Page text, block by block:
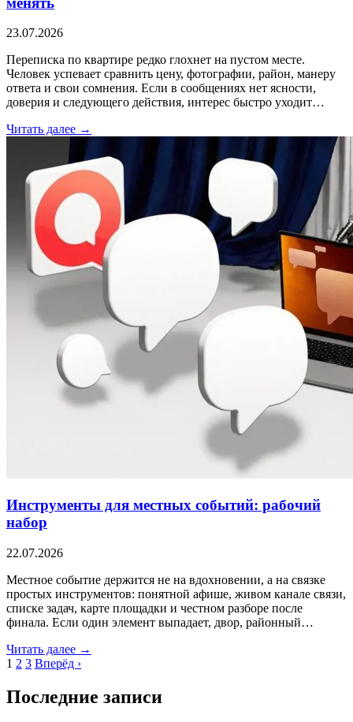
23.07.2026
Переписка по квартире редко глохнет на пустом месте.
Человек успевает сравнить цену, фотографии, район, манеру
ответа и свои сомнения. Если в сообщениях нет ясности,
доверия и следующего действия, интерес быстро уходит…
Читать далее →
Инструменты для местных событий: рабочий
набор
22.07.2026
Местное событие держится не на вдохновении, а на связке
простых инструментов: понятной афише, живом канале связи,
списке задач, карте площадки и честном разборе после
финала. Если один элемент выпадает, двор, районный…
Читать далее →
1 2 3 Вперёд ›
Последние записи